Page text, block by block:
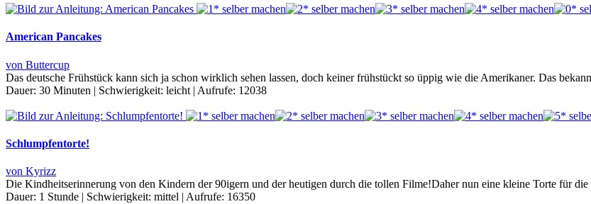
American Pancakes
von Buttercup
Das deutsche Frühstück kann sich ja schon wirklich sehen lassen, doch keiner frühstückt so üppig wie die Amerikaner. Das
Dauer: 30 Minuten | Schwierigkeit: leicht | Aufrufe: 12038
Schlumpfentorte!
von Kyrizz
Die Kindheitserinnerung von den Kindern der 90igern und der heutigen durch die tollen Filme!Daher nun eine kleine Torte für
Dauer: 1 Stunde | Schwierigkeit: mittel | Aufrufe: 16350